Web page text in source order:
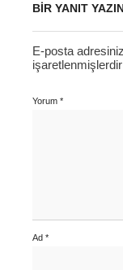
BIR YANIT
E-posta
işaretlenmişlerdir
Yorum *
Ad *